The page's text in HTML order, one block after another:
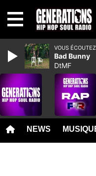
NEWS
VOUS
Bad Bunny
DtMF